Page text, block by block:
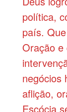
política,
país.
Oração e
negócios
aflição,
Escócia